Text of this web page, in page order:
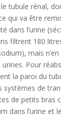
tubule rénal,
qui va être
dans l’urine
filtrent 180
mais n’en
urines. Pour
la paroi du
systèmes de
de petits bras
dans l’urine et